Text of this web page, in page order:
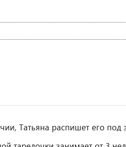
Татьяна распишет его под